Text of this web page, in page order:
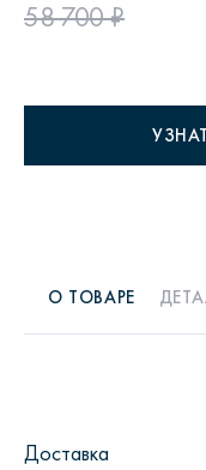
58 700 ₽
О ТОВАРЕ
Доставка